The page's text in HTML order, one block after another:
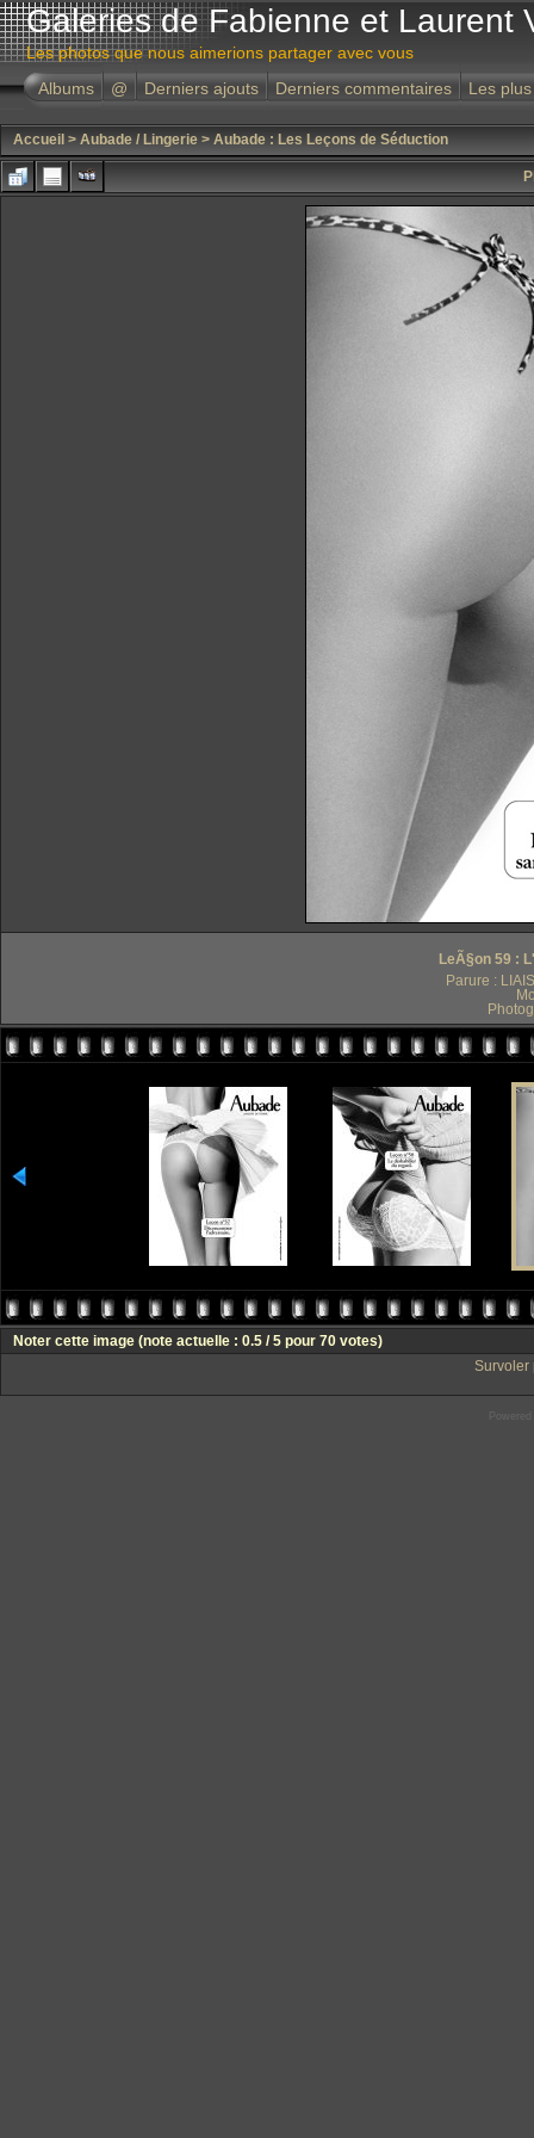
Galeries de Fabienne et Laurent
Les photos que nous aimerions partager avec vous
Albums
@ Derniers ajouts Derniers commentaires Les
Accueil > Aubade / Lingerie > Aubade : Les Leçons de Séduction
LeÃ§on 59 :
Parure :
Noter cette image (note actuelle : 0.5 / 5 pour 70 votes)
Survoler